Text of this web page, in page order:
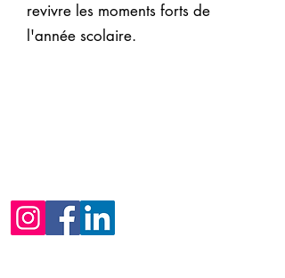
revivre les moments forts de
l'année scolaire.
N'hésitez pas à nous contacter si